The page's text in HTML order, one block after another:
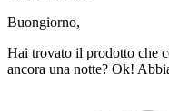
Buongiorno,
Hai trovato il prodotto che
ancora una notte? Ok!